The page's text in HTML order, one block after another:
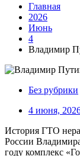
Главная
2026
Июнь
4
Владимир
Без рубрики
4 июня,
История ГТО
России
году комплекс